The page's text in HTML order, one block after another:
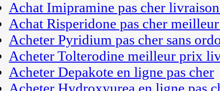
Achat Imipramine pas cher
Achat Risperidone pas cher
Acheter Pyridium pas cher sans
Acheter Tolterodine meilleur prix
Acheter Depakote en ligne pas cher
Acheter Hydroxyurea en ligne pas